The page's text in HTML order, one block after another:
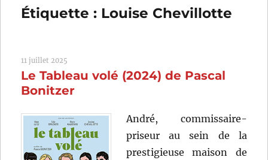
Étiquette : Louise Chevillotte
11 juillet 2025
Le Tableau volé (2024) de Pascal
Bonitzer
André, commissaire-
priseur au sein de la
prestigieuse maison de